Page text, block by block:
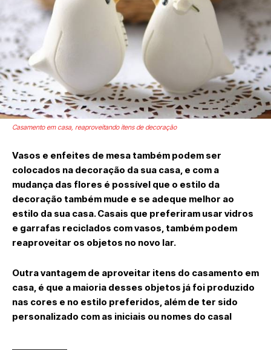
Casamento em casa, reaproveitando itens de decoração
Vasos e enfeites de mesa também podem ser
colocados na decoração da sua casa, e com a
mudança das flores é possível que o estilo da
decoração também mude e se adeque melhor ao
estilo da sua casa. Casais que preferiram usar vidros
e garrafas reciclados com vasos, também podem
reaproveitar os objetos no novo lar.
Outra vantagem de aproveitar itens do casamento em
casa, é que a maioria desses objetos já foi produzido
nas cores e no estilo preferidos, além de ter sido
personalizado com as iniciais ou nomes do casal